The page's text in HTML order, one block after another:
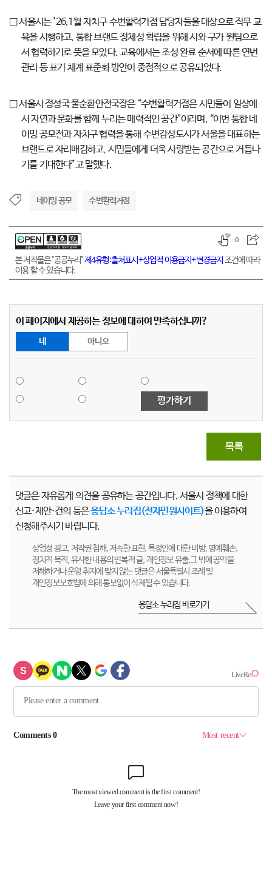
□ 서울시는 '26.1월 자치구 수변활력거점 담당자들을 대상으로 직무 교
육을 시행하고, 통합 브랜드 정체성 확립을 위해 시와 구가 원팀으로
서 협력하기로 뜻을 모았다. 교육에서는 조성 완료 순서에 따른 연번
관리 등 표기 체계 표준화 방안이 중점적으로 공유되었다.
□ 서울시 정성국 물순환안전국장은 “수변활력거점은 시민들이 일상에
서 자연과 문화를 함께 누리는 매력적인 공간”이라며, “이번 통합 네
이밍 공모전과 자치구 협력을 통해 수변감성도시가 서울을 대표하는
브랜드로 자리매김하고, 시민들에게 더욱 사랑받는 공간으로 거듭나
기를 기대한다”고 말했다.
네이밍 공모 수변활력거점
본 저작물은 "공공누리"제4유형:출처표시+상업적 이용금지+변경금지 조건에 따라
이용 할 수 있습니다.
0
이 페이지에서 제공하는 정보에 대하여 만족하십니까?
네 아니오
평가하기
목록
댓글은 자유롭게 의견을 공유하는 공간입니다. 서울시 정책에 대한
신고·제안·건의 등은응답소 누리집(전자민원사이트)을 이용하여
신청해주시기 바랍니다.
상업성 광고, 저작권 침해, 저속한 표현, 특정인에 대한 비방, 명예훼손,
정치적 목적, 유사한 내용의 반복적 글, 개인정보 유출,그 밖에 공익을
저해하거나 운영 취지에 맞지 않는 댓글은 서울특별시 조례 및
개인정보보호법에 의해 통보없이 삭제될 수 있습니다.
응답소 누리집 바로가기